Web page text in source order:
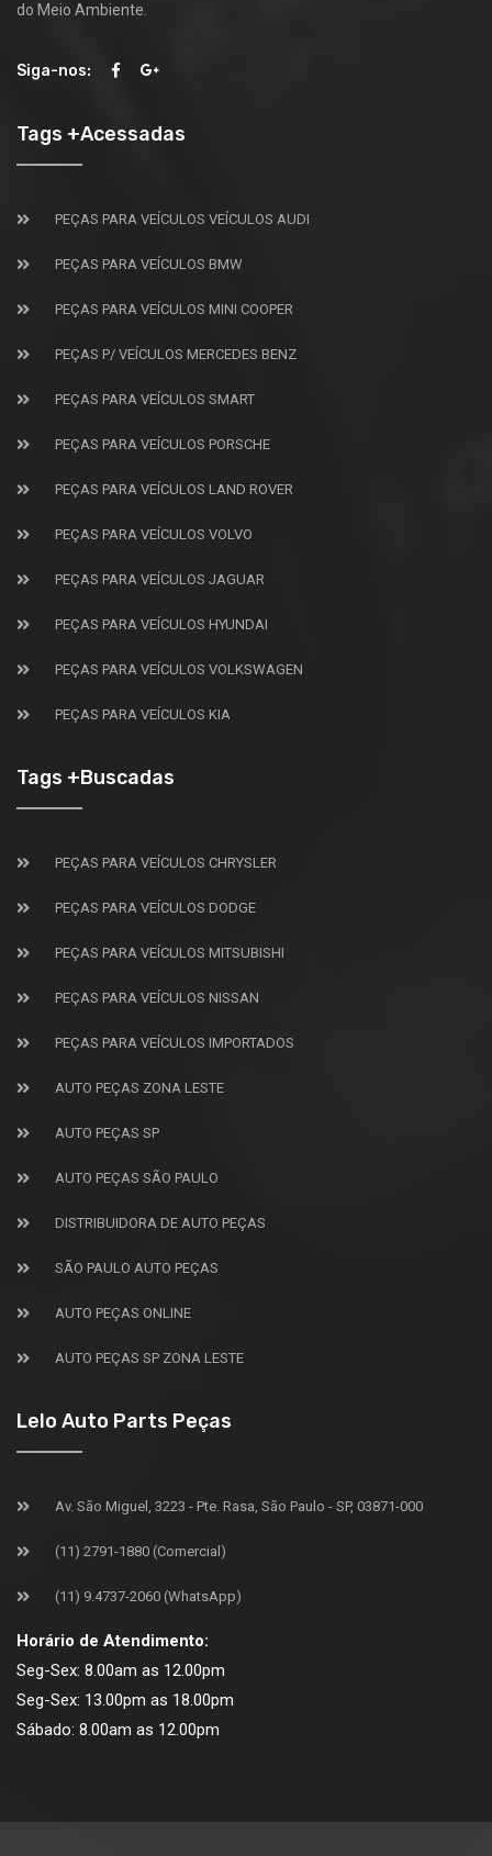
do Meio Ambiente.
Siga-nos:
Tags +Acessadas
PEÇAS PARA VEÍCULOS VEÍCULOS AUDI
PEÇAS PARA VEÍCULOS BMW
PEÇAS PARA VEÍCULOS MINI COOPER
PEÇAS P/ VEÍCULOS MERCEDES BENZ
PEÇAS PARA VEÍCULOS SMART
PEÇAS PARA VEÍCULOS PORSCHE
PEÇAS PARA VEÍCULOS LAND ROVER
PEÇAS PARA VEÍCULOS VOLVO
PEÇAS PARA VEÍCULOS JAGUAR
PEÇAS PARA VEÍCULOS HYUNDAI
PEÇAS PARA VEÍCULOS VOLKSWAGEN
PEÇAS PARA VEÍCULOS KIA
Tags +Buscadas
PEÇAS PARA VEÍCULOS CHRYSLER
PEÇAS PARA VEÍCULOS DODGE
PEÇAS PARA VEÍCULOS MITSUBISHI
PEÇAS PARA VEÍCULOS NISSAN
PEÇAS PARA VEÍCULOS IMPORTADOS
AUTO PEÇAS ZONA LESTE
AUTO PEÇAS SP
AUTO PEÇAS SÃO PAULO
DISTRIBUIDORA DE AUTO PEÇAS
SÃO PAULO AUTO PEÇAS
AUTO PEÇAS ONLINE
AUTO PEÇAS SP ZONA LESTE
Lelo Auto Parts Peças
Av. São Miguel, 3223 - Pte. Rasa, São Paulo - SP, 03871-000
(11) 2791-1880 (Comercial)
(11) 9.4737-2060 (WhatsApp)
Horário de Atendimento:
Seg-Sex: 8.00am as 12.00pm
Seg-Sex: 13.00pm as 18.00pm
Sábado: 8.00am as 12.00pm